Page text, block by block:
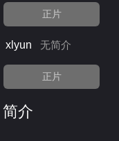
正片
xlyun 无简介
正片
简介